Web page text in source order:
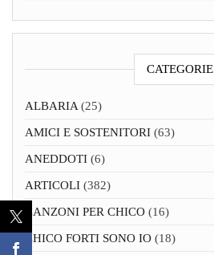
CATEGORIE
ALBARIA(25)
AMICI E SOSTENITORI (63)
ANEDDOTI (6)
ARTICOLI (382)
CANZONI PER CHICO (16)
CHICO FORTI SONO IO (18)